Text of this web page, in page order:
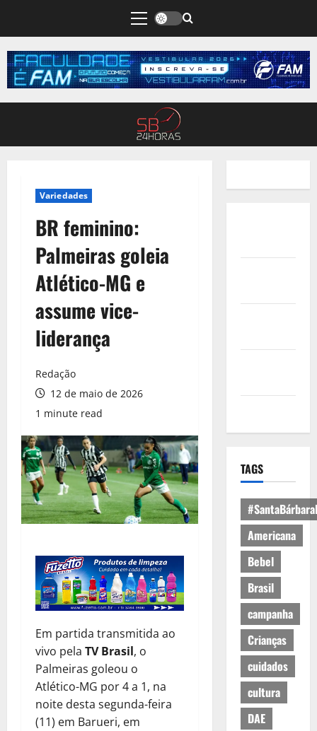
Variedades
BR feminino:
Palmeiras goleia
Atlético-MG e
assume vice-
liderança
Redação
12 de maio de 2026
1 minute read
Em partida transmitida ao
vivo pela TV Brasil, o
Palmeiras goleou o
Atlético-MG por 4 a 1, na
noite desta segunda-feira
(11) em Barueri, em
TAGS
Americana
Bebel
Brasil
campanha
Crianças
cuidados
cultura
DAE